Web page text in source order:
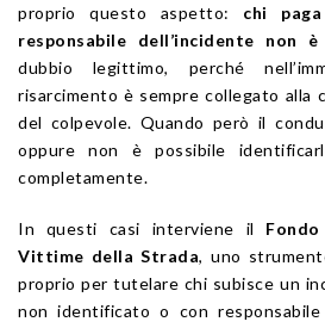
proprio questo aspetto: chi
responsabile dell’incidente non
dubbio legittimo, perché
risarcimento è sempre collegato alla
del colpevole. Quando però il
oppure non è possibile
completamente.
In questi casi interviene il
Vittime della Strada, uno
proprio per tutelare chi subisce un
non identificato o con